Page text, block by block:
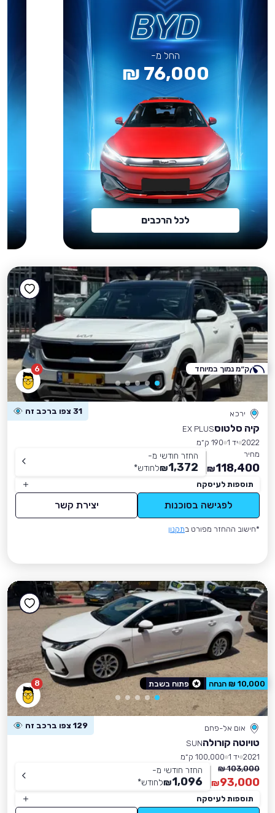
החל מ-
76,000 ₪
לכל הרכבים
6
ירכא 31 צפו ברכב זה
קיה סלטוסEX PLUS
2022 יד 1
190 ק״מ
מחיר
118,400
₪
החזר חודשי מ-
1,372
₪לחודש*
תוספות לעיסקה
לפגישה בסוכנות יצירת קשר
*חישוב ההחזר מפורט בתקנון
ק״מ נמוך במיוחד
8
אום אל-פחם 129 צפו ברכב זה
טויוטה קורולהSUN
2021 יד 1
100,000 ק״מ
103,000 ₪
93,000
₪
החזר חודשי מ-
1,096
₪לחודש*
תוספות לעיסקה
10,000 ₪ הנחה פתוח בשבת